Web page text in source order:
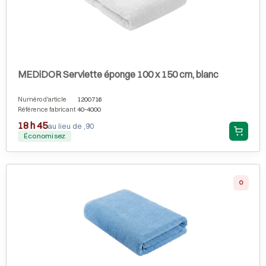
MEDiDOR Serviette éponge 100 x 150 cm, blanc
Numéro d'article
1200716
Référence fabricant 40-4000
18 h 45au lieu de ,90
Économisez
0